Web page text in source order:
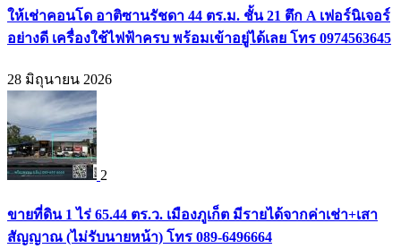
ให้เช่าคอนโด อาติซานรัชดา 44 ตร.ม. ชั้น 21 ตึก A เฟอร์นิเจอร์
อย่างดี เครื่องใช้ไฟฟ้าครบ พร้อมเข้าอยู่ได้เลย โทร 0974563645
28 มิถุนายน 2026
2
ขายที่ดิน 1 ไร่ 65.44 ตร.ว. เมืองภูเก็ต มีรายได้จากค่าเช่า+เสา
สัญญาณ (ไม่รับนายหน้า) โทร 089-6496664